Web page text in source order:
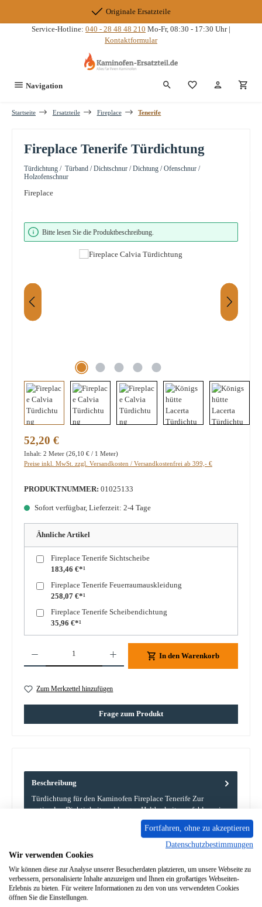
Originale Ersatzteile
Service-Hotline: 040 - 28 48 48 210 Mo-Fr, 08:30 - 17:30 Uhr |
Kontaktformular
Navigation Du hast 0
Startseite Ersatzteile Fireplace Tenerife
Fireplace Tenerife Türdichtung
Türdichtung / Türband / Dichtschnur / Dichtung / Ofenschnur /
Holzofenschnur
Fireplace
Bildergalerie überspringen
Bitte lesen Sie die Produktbeschreibung.
Regulärer Preis:
52,20 €
Inhalt: 2 Meter (26,10 € / 1 Meter)
Preise inkl. MwSt. zzgl. Versandkosten / Versandkostenfrei ab 399,- €
PRODUKTNUMMER: 01025133
Sofort verfügbar, Lieferzeit: 2-4 Tage
Ähnliche Artikel
Fireplace Tenerife Sichtscheibe
183,46 €*¹
Fireplace Tenerife Feuerraumauskleidung
258,07 €*¹
Fireplace Tenerife Scheibendichtung
35,96 €*¹
In den Warenkorb
Zum Merkzettel hinzufügen
Frage zum Produkt
Beschreibung
Türdichtung für den Kaminofen Fireplace Tenerife Zur
optimalen Dichtigkeit und langen Haltbarkeit empfehlen wir
Angaben zur Produktsicherheit
Fortfahren, ohne zu akzeptieren
Datenschutzbestimmungen
Wir verwenden Cookies
Wir können diese zur Analyse unserer Besucherdaten platzieren, um unsere Webseite zu
verbessern, personalisierte Inhalte anzuzeigen und Ihnen ein großartiges Webseiten-
Erlebnis zu bieten. Für weitere Informationen zu den von uns verwendeten Cookies
öffnen Sie die Einstellungen.